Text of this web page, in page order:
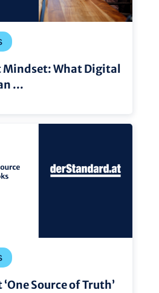
Mindset: What Digital
...
Source of Truth’